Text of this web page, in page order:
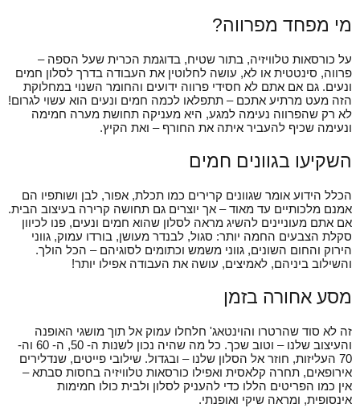
מי מפחד מפרווה?
על כורסאות טלוויזיה, בתור שטיח, בדוגמת הכרית שעל הספה –
פרווה, סינטטית או לא, עושה לחלוטין את העבודה בדרך לסלון חמים
ונעים. גם אם אתם לא חסידי פרווה ידועים והחומר השנוי במחלוקת
הזה מעט מרתיע אתכם – תתפלאו לכמה חמים ונעים הוא עשוי לגרום!
לא רק שהפרווה נעימה למגע, היא מעניקה תחושת מערה חמימה
ונעימה שכיף להעביר איתה את החורף – ואת הקיץ.
השקיעו בגוונים חמים
הכלל הידוע אומר שגוונים קרירים כמו תכלת, אפור, לבן ושותפיו הם
אמנם מלכותיים עד מאוד – אך יוצרים גם תחושה קרירה בעיצוב הבית.
אם אתם מעוניינים להשיג מראה לסלון שהוא חמים ונעים, פנו לכיוון
סקלת הצבעים החמה יותר: סגול, לבנדר מעושן, בורדו עמוק, גווני
הירוק והחום השונים, גווני משמש וכתומים לסוגיהם – הכל הולך.
והשילוב ביניהם, לאמיצים, עושה את העבודה אפילו יותר!
מסע אחורה בזמן
זה לא סוד שהרטרו והוינטאג' חלחלו עמוק אל תוך מושגי האופנה
והעיצוב שלנו – וטוב שכך. כל מה שהיה נכון לשנות ה- 50, ה- 60 וה-
70 העליזות, חוזר אל הסלון שלנו – ובגדול. שילובי פייטים, שנדלירים
אירופאים, תחרה קלאסית ואפילו כורסאות טלוויזיה בחסות סבתא –
אין כמו הפריטים הללו כדי להעניק לסלון ולבית כולו חמימות
אינסופית, ומראה שיקי ואופנתי.